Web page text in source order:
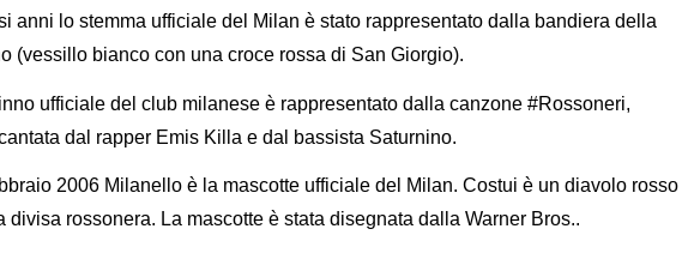
anni lo stemma ufficiale del Milan è stato rappresentato dalla bandiera della
(vessillo bianco con una croce rossa di San Giorgio).
ufficiale del club milanese è rappresentato dalla canzone #Rossoneri,
dal rapper Emis Killa e dal bassista Saturnino.
2006 Milanello è la mascotte ufficiale del Milan. Costui è un diavolo rosso
divisa rossonera. La mascotte è stata disegnata dalla Warner Bros..